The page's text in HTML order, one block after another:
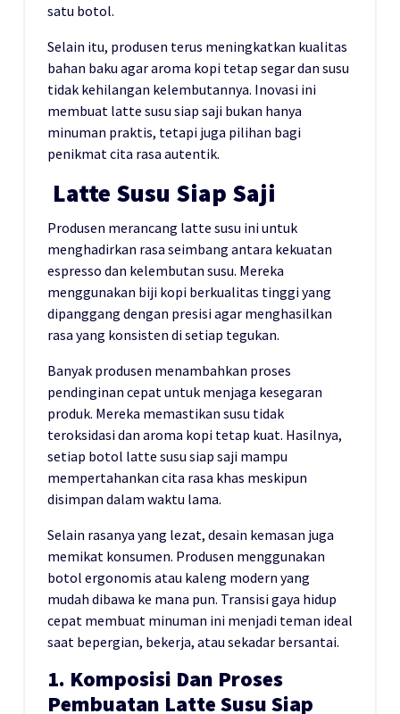
satu botol.
Selain itu, produsen terus meningkatkan kualitas
bahan baku agar aroma kopi tetap segar dan susu
tidak kehilangan kelembutannya. Inovasi ini
membuat latte susu siap saji bukan hanya
minuman praktis, tetapi juga pilihan bagi
penikmat cita rasa autentik.
Latte Susu Siap Saji
Produsen merancang latte susu ini untuk
menghadirkan rasa seimbang antara kekuatan
espresso dan kelembutan susu. Mereka
menggunakan biji kopi berkualitas tinggi yang
dipanggang dengan presisi agar menghasilkan
rasa yang konsisten di setiap tegukan.
Banyak produsen menambahkan proses
pendinginan cepat untuk menjaga kesegaran
produk. Mereka memastikan susu tidak
teroksidasi dan aroma kopi tetap kuat. Hasilnya,
setiap botol latte susu siap saji mampu
mempertahankan cita rasa khas meskipun
disimpan dalam waktu lama.
Selain rasanya yang lezat, desain kemasan juga
memikat konsumen. Produsen menggunakan
botol ergonomis atau kaleng modern yang
mudah dibawa ke mana pun. Transisi gaya hidup
cepat membuat minuman ini menjadi teman ideal
saat bepergian, bekerja, atau sekadar bersantai.
1. Komposisi Dan Proses
Pembuatan Latte Susu Siap